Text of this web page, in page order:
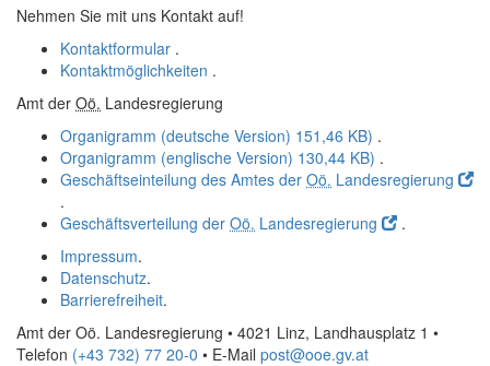
Nehmen Sie mit uns Kontakt auf!
Kontaktformular .
Kontaktmöglichkeiten .
Amt der Oö. Landesregierung
Organigramm (deutsche Version) 151,46 KB) .
Organigramm (englische Version) 130,44 KB) .
Geschäftseinteilung des Amtes der Oö. Landesregierung
.
Geschäftsverteilung der Oö. Landesregierung
.
Impressum.
Datenschutz.
Barrierefreiheit.
Amt der Oö. Landesregierung • 4021 Linz, Landhausplatz 1 •
Telefon (+43 732) 77 20-0 • E-Mail post@ooe.gv.at